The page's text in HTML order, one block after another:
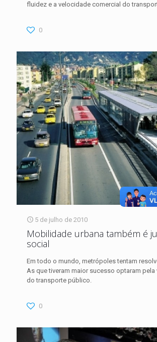
fluidez e a velocidade comercial do
0
5 de julho de 2010
Mobilidade urbana também é
social
Em todo o mundo, metrópoles tentam
As que tiveram maior sucesso optaram pela
do transporte público.
0